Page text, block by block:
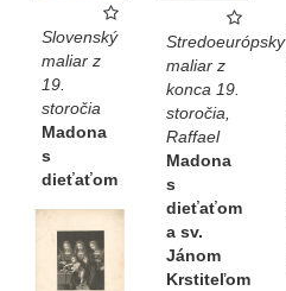
Slovenský
maliar z
19.
storočia
Madona
s
dieťaťom
Stredoeurópsky
maliar z
konca 19.
storočia,
Raffael
Madona
s
dieťaťom
a sv.
Jánom
Krstiteľom